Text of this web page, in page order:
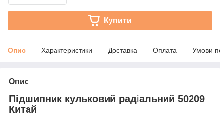
Купити
Опис Характеристики Доставка Оплата Умови
Опис
Підшипник кульковий радіальний 50209
Китай